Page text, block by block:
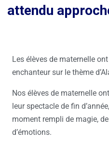
attendu
Les élèves de maternelle
enchanteur sur le thème
Nos élèves de maternelle
leur spectacle de fin
moment rempli de magie,
d’émotions.